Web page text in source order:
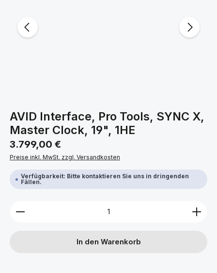
AVID Interface, Pro Tools, SYNC X,
Master Clock, 19", 1HE
Regulärer Preis:
3.799,00 €
Preise inkl. MwSt. zzgl. Versandkosten
Verfügbarkeit: Bitte kontaktieren Sie uns in dringenden
Fällen.
Produkt Anzahl: Gib den gewünschten Wert ein
In den Warenkorb